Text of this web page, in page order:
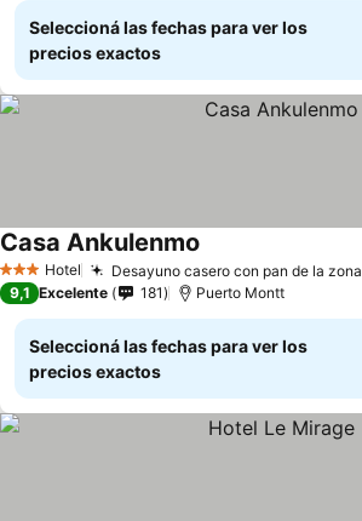
Seleccioná las fechas para ver los
precios exactos
3 Estrellas
Hotel Desayuno casero con pan de la zona
Casa Ankulenmo
9,1 Excelente 181 Puerto Montt
Seleccioná las fechas para ver los
precios exactos